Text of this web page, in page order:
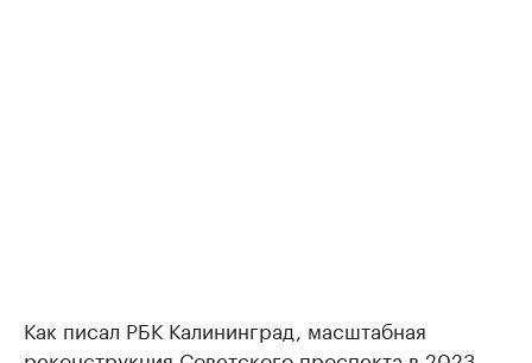
Как писал РБК Калининград, масштабная